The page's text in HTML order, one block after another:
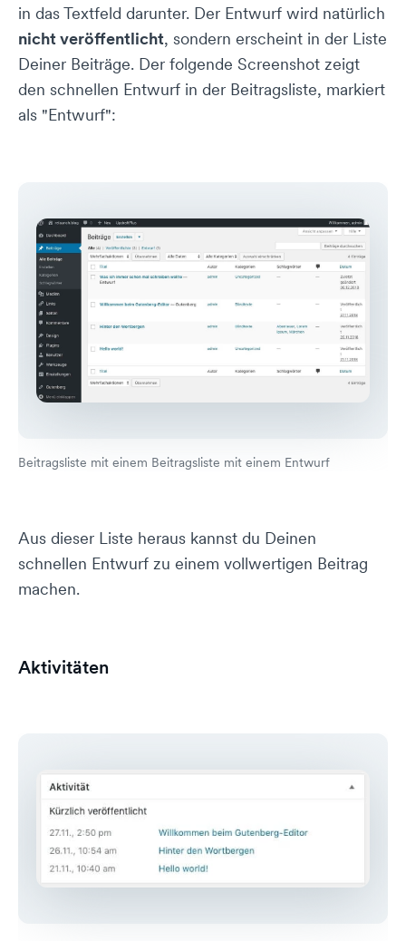
in das Textfeld darunter. Der Entwurf wird natürlich
nicht veröffentlicht, sondern erscheint in der Liste
Deiner Beiträge. Der folgende Screenshot zeigt
den schnellen Entwurf in der Beitragsliste, markiert
als "Entwurf":
Beitragsliste mit einem Beitragsliste mit einem Entwurf
Aus dieser Liste heraus kannst du Deinen
schnellen Entwurf zu einem vollwertigen Beitrag
machen.
Aktivitäten